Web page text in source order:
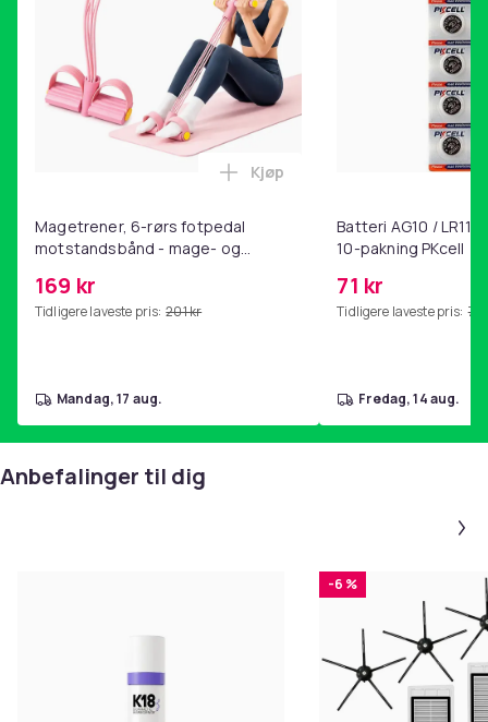
Magetrener, 6-rørs fotpedal
motstandsbånd - mage- og
hjemmegymnastikk Pink
169 kr
Tidligere laveste pris: 201 kr
Legg Magetrener, 6-rørs
Kjøp
mandag, 17 aug.
Batteri AG10 /
10-pakning PKcell
71 kr
Tidligere laveste pris: 76
fredag, 14 aug.
Anbefalinger til dig
-6 %